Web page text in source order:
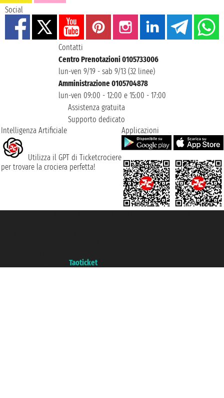
Social
Contatti
Centro Prenotazioni 0105733006
lun-ven 9/19 - sab 9/13 (32 linee)
Amministrazione 0105704878
lun-ven 09:00 - 12:00 e 15:00 - 17:00
Assistenza gratuita
Supporto dedicato
Intelligenza Artificiale
Utilizza il GPT di Ticketcrociere
per trovare la crociera perfetta!
Applicazioni
Taoticket